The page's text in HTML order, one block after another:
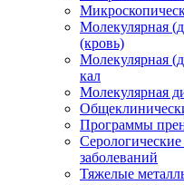
Молекулярная
(кровь)
Молекулярная
кал
Молекулярная
Программы
заболеваний
Тяжелые